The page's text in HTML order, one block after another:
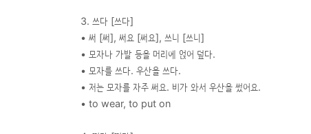
3. 쓰다 [쓰다]
• 써 [써], 써요 [써요], 쓰니 [쓰니]
• 모자나 가발 등을 머리에 얹어 덮다.
• 모자를 쓰다. 우산을 쓰다.
• 저는 모자를 자주 써요. 비가 와서 우산을 썼어요.
• to wear, to put on